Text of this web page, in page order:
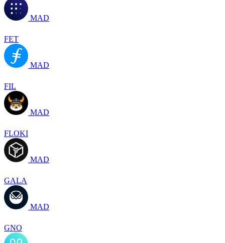
MAD
FET
MAD
FIL
MAD
FLOKI
MAD
GALA
MAD
GNO